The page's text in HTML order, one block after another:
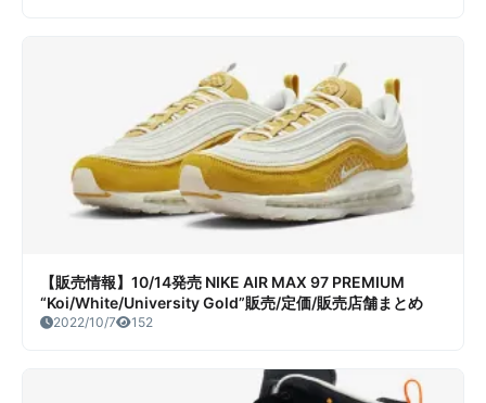
【販売情報】10/14発売 NIKE AIR MAX 97 PREMIUM
“Koi/White/University Gold”販売/定価/販売店舗まとめ
2022/10/7 152